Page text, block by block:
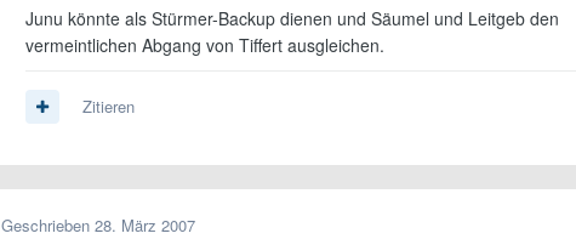
Junu könnte als Stürmer-Backup dienen und Säumel und Leitgeb den
vermeintlichen Abgang von Tiffert ausgleichen.
Zitieren
Geschrieben 28. März 2007